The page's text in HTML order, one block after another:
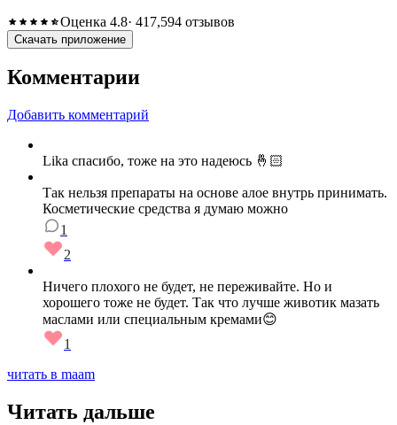
Оценка 4.8· 417,594 отзывов
Скачать приложение
Комментарии
Добавить комментарий
Lika спасибо, тоже на это надеюсь 🤞🏻
Так нельзя препараты на основе алое внутрь принимать.
Косметические средства я думаю можно
1
2
Ничего плохого не будет, не переживайте. Но и
хорошего тоже не будет. Так что лучше животик мазать
маслами или специальным кремами😊
1
читать в maam
Читать дальше